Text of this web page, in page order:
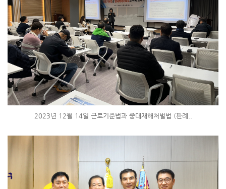
2023년 12월 14일 근로기준법과 중대재해처벌법 (판례..